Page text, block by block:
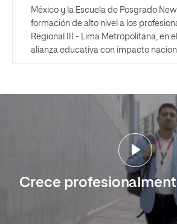
México y la Escuela de Posgrado
formación de alto nivel a los
Regional III - Lima Metropolitana, en
alianza educativa con impacto
Crece